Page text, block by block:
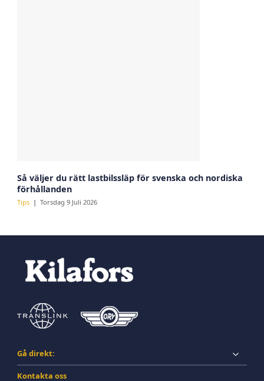
Så väljer du rätt lastbilssläp för svenska och nordiska
förhållanden
Tips Torsdag 9 Juli 2026
Gå direkt:
Kontakta oss